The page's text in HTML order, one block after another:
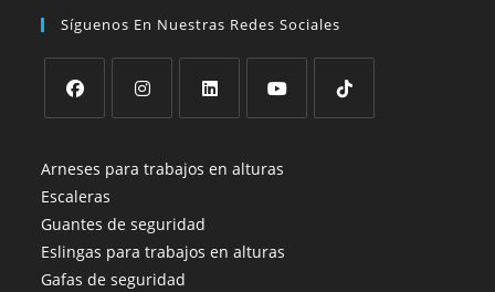
Síguenos En Nuestras Redes Sociales
abre
en
una
nueva
pestaña
abre
una
nueva
pestaña
abre
una
nueva
pestaña
abre
nueva
Arneses para trabajos en alturas
Escaleras
Guantes de seguridad
Eslingas para trabajos en alturas
Gafas de seguridad